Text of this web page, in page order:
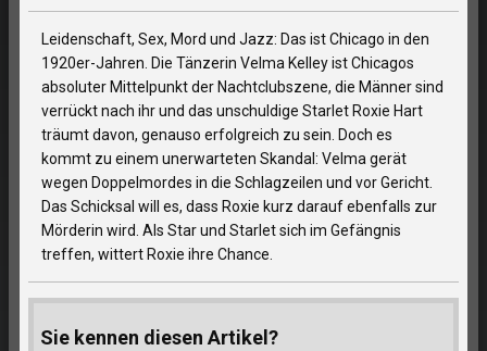
Leidenschaft, Sex, Mord und Jazz: Das ist Chicago in den
1920er-Jahren. Die Tänzerin Velma Kelley ist Chicagos
absoluter Mittelpunkt der Nachtclubszene, die Männer sind
verrückt nach ihr und das unschuldige Starlet Roxie Hart
träumt davon, genauso erfolgreich zu sein. Doch es
kommt zu einem unerwarteten Skandal: Velma gerät
wegen Doppelmordes in die Schlagzeilen und vor Gericht.
Das Schicksal will es, dass Roxie kurz darauf ebenfalls zur
Mörderin wird. Als Star und Starlet sich im Gefängnis
treffen, wittert Roxie ihre Chance.
Sie kennen diesen Artikel?